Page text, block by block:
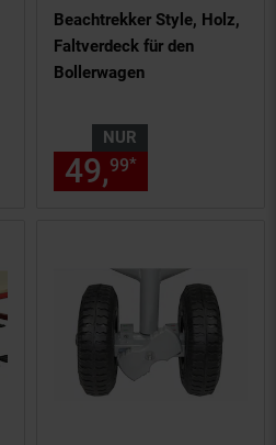
€ Sternchen
Beachtrekker Style, Holz,
Faltverdeck für den
Bollerwagen
NUR
49,99*